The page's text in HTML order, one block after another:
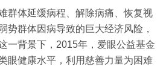
群体延缓病程、解除病痛、恢复视
势群体因病导致的巨大经济风险，
一背景下，2015年，爱眼公益基金
眼健康水平，利用慈善力量为困难